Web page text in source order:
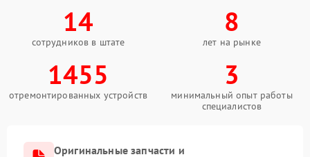
14
сотрудников в штате
8
лет на рынке
1455
отремонтированных устройств
3
минимальный опыт работы
специалистов
Оригинальные запчасти и